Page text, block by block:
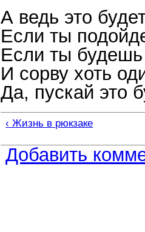
А ведь это
Если ты
Если ты
И сорву хоть
Да, пускай это
‹ Жизнь в рюкзаке
Добавить